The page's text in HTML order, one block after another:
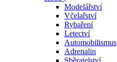
Modelářství
Včelařství
Rybaření
Letectví
Automobilismus
Adrenalin
Sběratelství